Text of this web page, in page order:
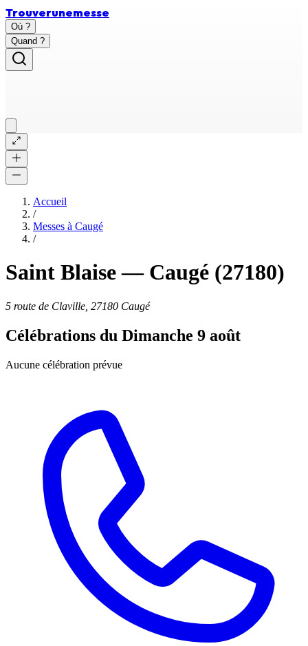
Trouverunemesse
Où ?
Quand ?
Accueil
/
Messes à Caugé
/
Saint Blaise— Caugé (27180)
5 route de Claville, 27180 Caugé
Célébrations du Dimanche 9 août
Aucune célébration prévue